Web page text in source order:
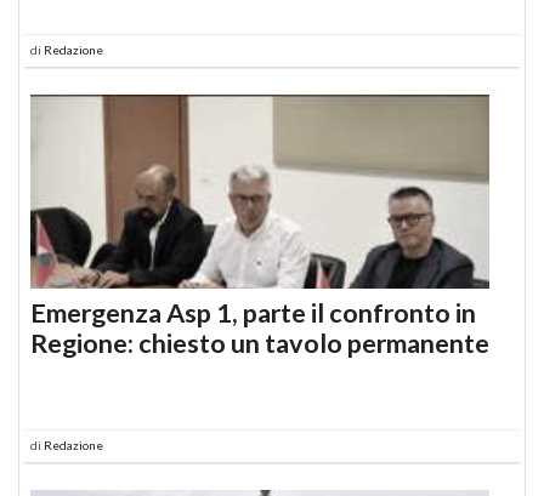
di Redazione
Emergenza Asp 1, parte il confronto in
Regione: chiesto un tavolo permanente
di Redazione